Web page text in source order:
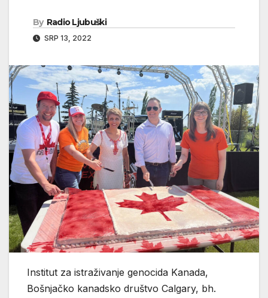
By Radio Ljubuški
SRP 13, 2022
Institut za istraživanje genocida Kanada,
Bošnjačko kanadsko društvo Calgary, bh.